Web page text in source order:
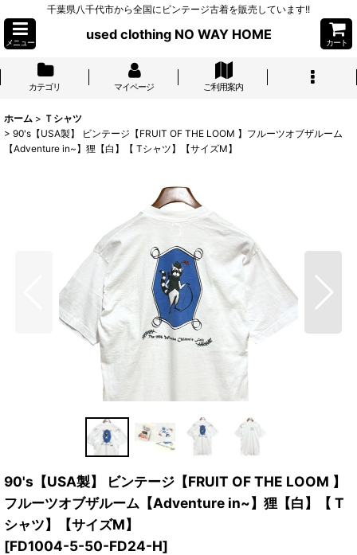
千葉県八千代市から全国にビンテージ古着を販売しています!!
メニュー
used clothing NO WAY HOME
カート
カテゴリ マイページ ご利用案内
ホーム > Ｔシャツ
> 90's【USA製】 ビンテージ【FRUIT OF THE LOOM 】フルーツオブザルーム
【Adventure in~】狸【白】【 Tシャツ】【サイズM】
90's【USA製】 ビンテージ【FRUIT OF THE LOOM 】
フルーツオブザルーム【Adventure in~】狸【白】【 T
シャツ】【サイズM】
[FD1004-5-50-FD24-H]